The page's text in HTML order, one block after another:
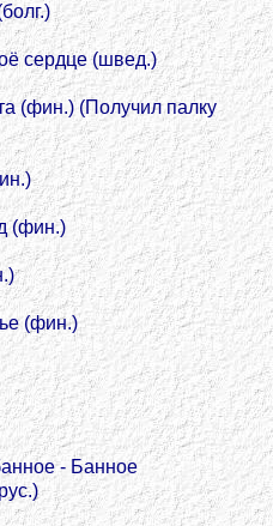
сердце (швед.)
(фин.) (Получил палку
(фин.)
(фин.)
- Банное